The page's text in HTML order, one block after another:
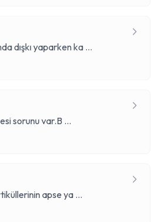
dışkı yaparken ka ...
sorunu var.B ...
apse ya...